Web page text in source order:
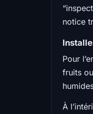
notice
Pour
fruits
À